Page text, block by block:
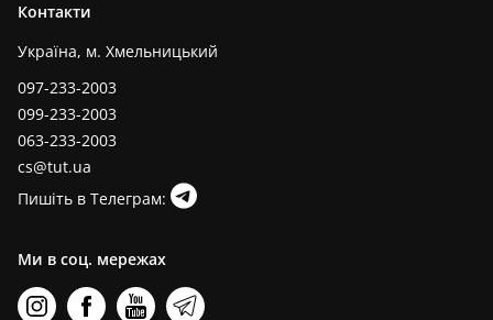
Контакти
Україна, м. Хмельницький
097-233-2003
099-233-2003
063-233-2003
cs@tut.ua
Пишіть в Телеграм:
Ми в соц. мережах